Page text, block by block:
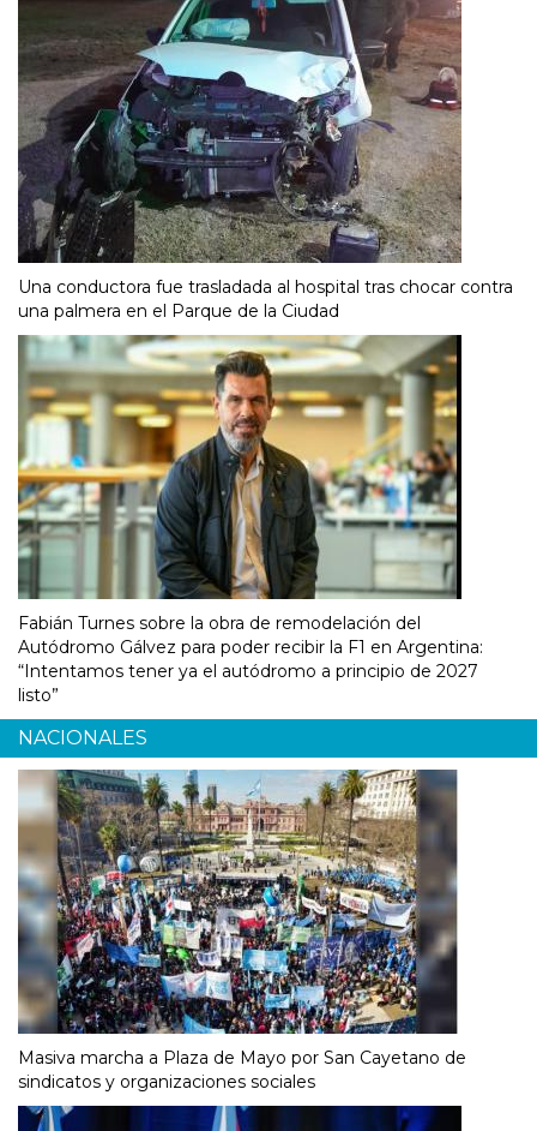
Una conductora fue trasladada al hospital tras chocar contra
una palmera en el Parque de la Ciudad
Fabián Turnes sobre la obra de remodelación del
Autódromo Gálvez para poder recibir la F1 en Argentina:
“Intentamos tener ya el autódromo a principio de 2027
listo”
NACIONALES
Masiva marcha a Plaza de Mayo por San Cayetano de
sindicatos y organizaciones sociales